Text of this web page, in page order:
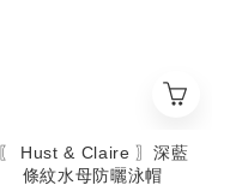
〖 Hust & Claire 〗深藍
條紋水母防曬泳帽